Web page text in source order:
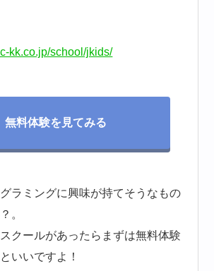
kk.co.jp/school/jkids/
無料体験を見てみる
ラミングに興味が持てそうなもの
。
クールがあったらまずは無料体験
いいですよ！